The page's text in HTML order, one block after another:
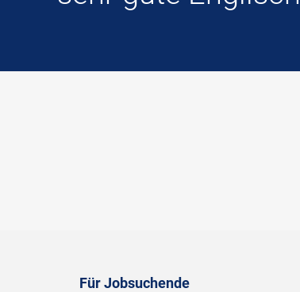
Für Jobsuchende